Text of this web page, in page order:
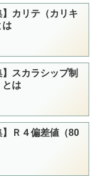
】カリテ（カリキ
は
】スカラシップ制
とは
】Ｒ４偏差値（80